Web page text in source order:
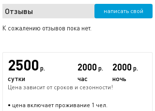
Отзывы написать свой
К сожалению отзывов пока нет.
2500 р.
сутки
2000 р.
час
2000 р.
ночь
Цена зависит от сроков и сезонности!
• цена включает проживание 1 чел.